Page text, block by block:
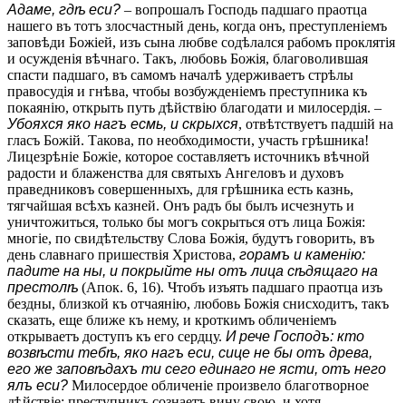
Адаме, гдѣ ecи? – вопрошалъ Господь падшаго праотца
нашего въ тотъ злосчастный день, когда онъ, преступленіемъ
заповѣди Божіей, изъ сына любве содѣлался рабомъ проклятія
и осужденія вѣчнаго. Такъ, любовь Божія, благоволившая
спасти падшаго, въ самомъ началѣ удерживаетъ стрѣлы
правосудія и гнѣва, чтобы возбужденіемъ преступника къ
покаянію, открыть путь дѣйствію благодати и милосердія. –
Убояхся яко нагъ есмь, и скрыхся, отвѣтствуетъ падшій на
гласъ Божій. Такова, по необходимости, участь грѣшника!
Лицезрѣніе Божіе, которое составляетъ источникъ вѣчной
радости и блаженства для святыхъ Ангеловъ и духовъ
праведниковъ совершенныхъ, для грѣшника есть казнь,
тягчайшая всѣхъ казней. Онъ радъ бы былъ исчезнуть и
уничтожиться, только бы могъ сокрыться отъ лица Божія:
многіе, по свидѣтельству Слова Божія, будутъ говорить, въ
день славнаго пришествія Христова, горамъ и каменію:
падите на ны, и покрыйте ны отъ лица сѣдящаго на
престолѣ (Апок. 6, 16). Чтобъ изъять падшаго праотца изъ
бездны, близкой къ отчаянію, любовь Божія снисходитъ, такъ
сказать, еще ближе къ нему, и кроткимъ обличеніемъ
открываетъ доступъ къ его сердцу. И рече Господъ: кто
возвѣсти тебѣ, яко нагъ ecи, сице не бы отъ древа,
его же заповѣдахъ ти сего единаго не ясти, отъ него
ялъ ecи? Милосердое обличеніе произвело благотворное